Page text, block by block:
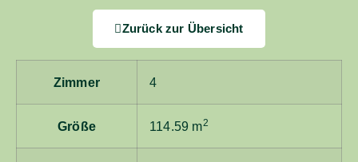
Zurück zur Übersicht
Zimmer 4
Größe 114.59 m2